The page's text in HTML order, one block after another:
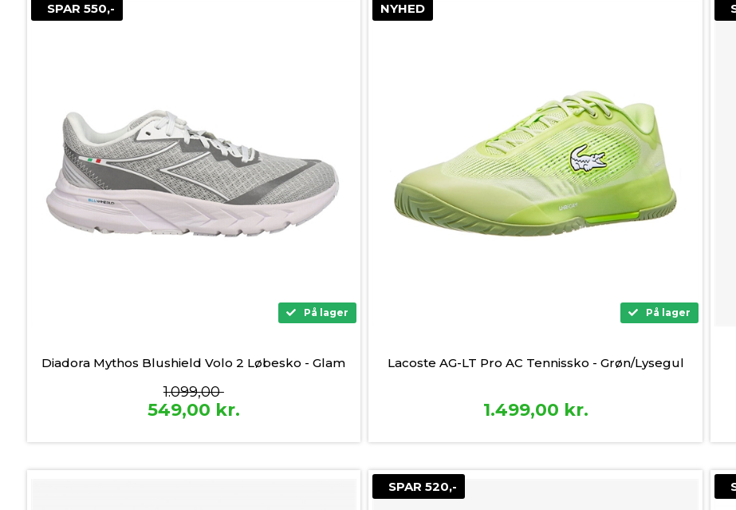
SPAR 550,-
På lager
Diadora Mythos Blushield Volo 2 Løbesko - Glam
1.099,00
549,00 kr.
NYHED
På lager
Lacoste AG-LT Pro AC Tennissko - Grøn/Lysegul
1.499,00 kr.
SPAR 520,-